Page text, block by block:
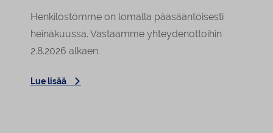
Henkilöstömme on lomalla pääsääntöisesti
heinäkuussa. Vastaamme yhteydenottoihin
2.8.2026 alkaen.
Lue lisää